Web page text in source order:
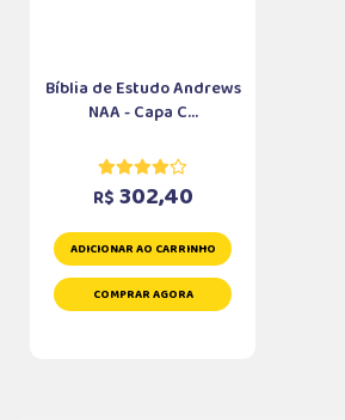
Bíblia de Estudo Andrews
NAA - Capa C...
R$ 302,40
ADICIONAR AO CARRINHO
COMPRAR AGORA